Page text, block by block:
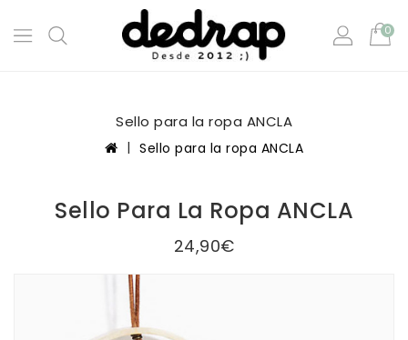
0
Sello para la ropa ANCLA
Sello para la ropa ANCLA
Sello Para La Ropa ANCLA
24,90€